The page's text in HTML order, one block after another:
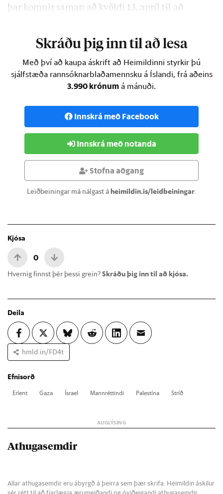
þar komnir saman að kvöldi 13. apríl til að
Skráðu þig inn til að lesa
Með því að kaupa áskrift að Heimildinni styrkir þú
sjálfstæða rannsóknarblaðamennsku á Íslandi, frá aðeins
3.990 krónum á mánuði.
Innskrá með Facebook
Innskrá með notanda
Stofna aðgang
Leiðbeiningar má nálgast áheimildin.is/leidbeiningar.
Kjósa
0
Hvernig finnst þér þessi grein?Skráðu þig inn til að kjósa.
Deila
hmld.in/FD4t
Efnisorð
Er­lent Gaza Ísra­el Mann­rétt­indi Palestína Stríð
Athugasemdir
Allar athugasemdir eru ábyrgð á þeirra sem þær skrifa. Heimildin áskilur
sér rétt til að fjarlægja ærumeiðandi og óviðeigandi athugasemdir.